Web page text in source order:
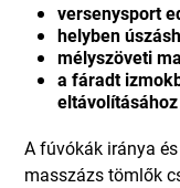
versenysport
helyben
mélyszöveti
a fáradt
A fúvókák iránya
masszázs tömlők